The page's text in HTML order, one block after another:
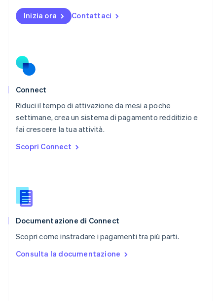
Inizia ora Contattaci
Connect
Riduci il tempo di attivazione da mesi a poche
settimane, crea un sistema di pagamento redditizio e
fai crescere la tua attività.
Scopri Connect
Documentazione di Connect
Scopri come instradare i pagamenti tra più parti.
Consulta la documentazione
Nuova Zelanda
English
Paesi Bassi
Portogallo
Português
RAS di Hong Kong, Cina
Regno Unito
English
Repubblica Ceca
Romania
Slovacchia
English
Slovenia
EnglishItaliano
EspañolEnglish
English Español简体中文